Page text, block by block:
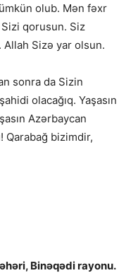
olub. Mən fəxr
qorusun. Siz
Allah Sizə yar olsun.
sonra da Sizin
olacağıq. Yaşasın
Azərbaycan
Qarabağ bizimdir,
Binəqədi rayonu.